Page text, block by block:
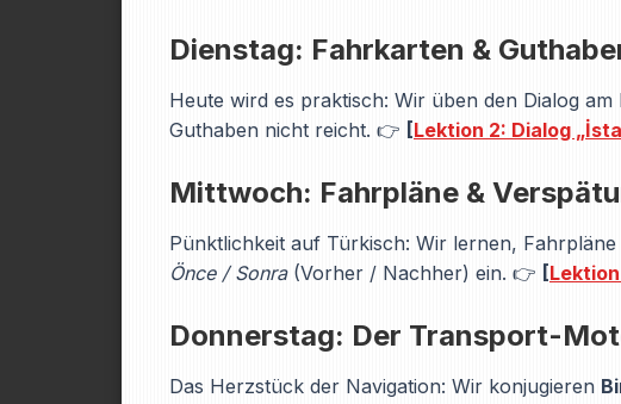
Dienstag: Fahrkarten &
Heute wird es praktisch: Wir üben den Dialog
Guthaben nicht reicht. 👉 [Lektion 2: Dialog
Mittwoch: Fahrpläne &
Pünktlichkeit auf Türkisch: Wir lernen,
Önce / Sonra(Vorher / Nachher) ein. 👉 [
Donnerstag: Der Transport-
Das Herzstück der Navigation: Wir konjugieren